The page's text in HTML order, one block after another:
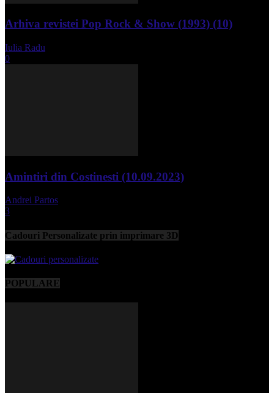
Arhiva revistei Pop Rock & Show (1993) (10)
Iulia Radu
0
Amintiri din Costinesti (10.09.2023)
Andrei Partos
3
Cadouri Personalizate prin imprimare 3D
POPULARE